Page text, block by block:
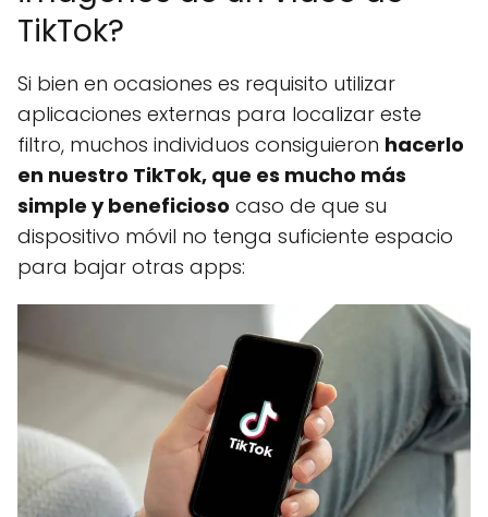
TikTok?
Si bien en ocasiones es requisito utilizar
aplicaciones externas para localizar este
filtro, muchos individuos consiguieron hacerlo
en nuestro TikTok, que es mucho más
simple y beneficioso caso de que su
dispositivo móvil no tenga suficiente espacio
para bajar otras apps: